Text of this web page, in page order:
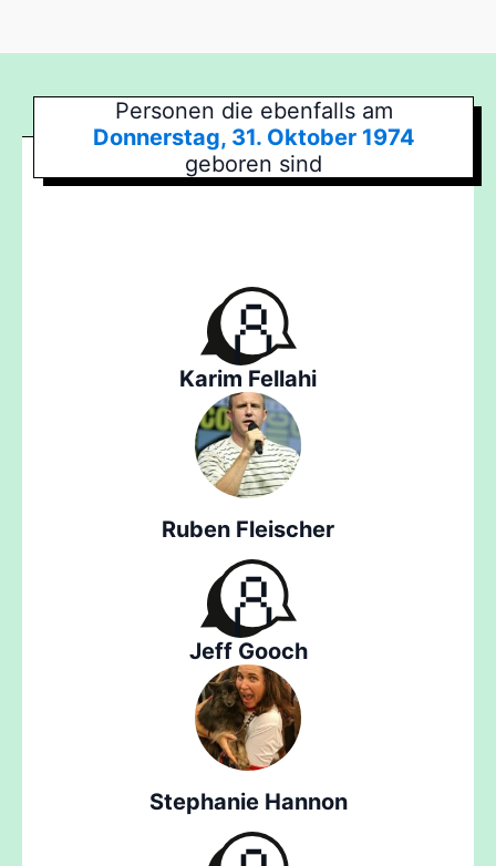
Personen die ebenfalls am
Donnerstag, 31. Oktober 1974
geboren sind
Karim Fellahi
Ruben Fleischer
Jeff Gooch
Stephanie Hannon